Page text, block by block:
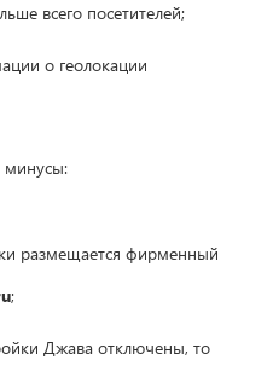
всего посетителей;
о геолокации
минусы:
размещается фирменный
;
Джава отключены, то